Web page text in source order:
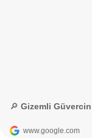
🔎 Gizemli
www.google.com